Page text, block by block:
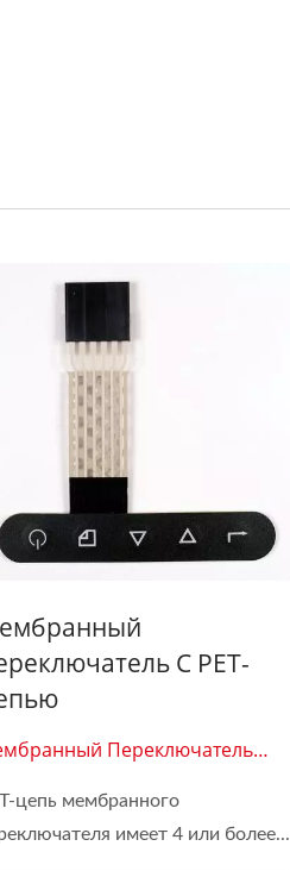
С PET-
Переключатель
цепь мембранного
имеет 4 или более...